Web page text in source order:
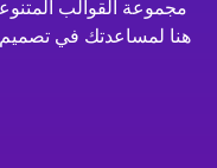
مجموعة القوالب
هنا لمساعدتك في